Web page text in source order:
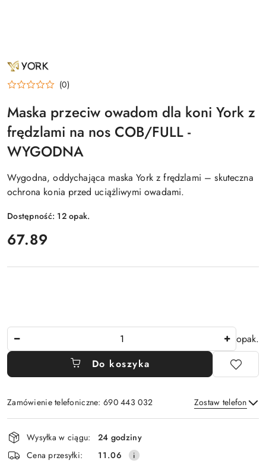
NAZWA
PRODUCENTA:
YORK (0)
Maska przeciw owadom dla koni York z
frędzlami na nos COB/FULL -
WYGODNA
Wygodna, oddychająca maska York z frędzlami – skuteczna
ochrona konia przed uciążliwymi owadami.
Dostępność: 12opak.
cena:
67.89
opak.
Do koszyka
Zamówienie telefoniczne: 690 443 032 Zostaw telefon
Wyślij
Dostępność
i
dostawa
Wysyłka w ciągu:
24 godziny
Cena przesyłki:
11.06